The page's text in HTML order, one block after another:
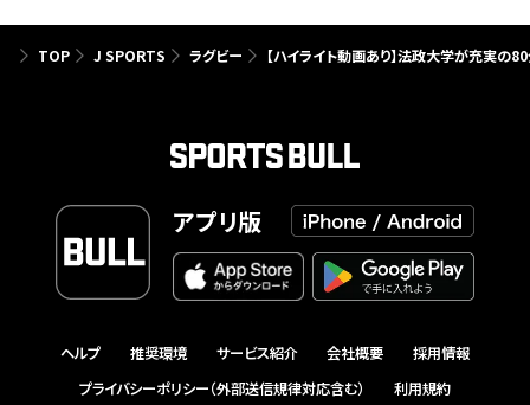
TOP J SPORTS ラグビー 【ハイライト動画あり】法政大学が充実の
アプリ版
ヘルプ 推奨環境 サービス紹介 会社概要
採用情報
プライバシーポリシー（外部送信規律対応含む）
利用規約